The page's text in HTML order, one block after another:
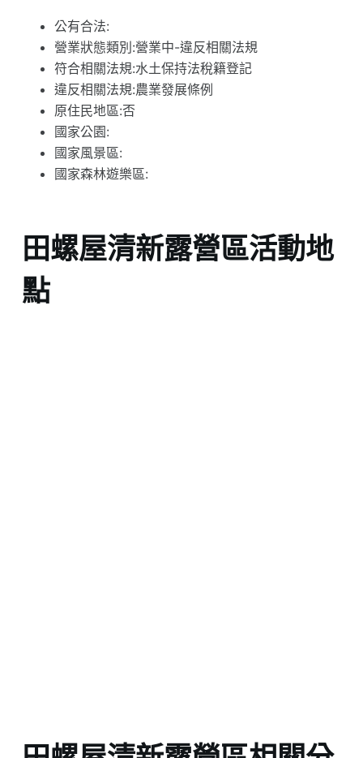
公有合法:
營業狀態類別:營業中-違反相關法規
符合相關法規:水土保持法稅籍登記
違反相關法規:農業發展條例
原住民地區:否
國家公園:
國家風景區:
國家森林遊樂區:
田螺屋清新露營區活動地
點